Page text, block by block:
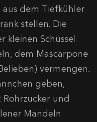
dem Tiefkühler
stellen. Die
kleinen Schüssel
dem Mascarpone
vermengen.
geben,
und
Mandeln